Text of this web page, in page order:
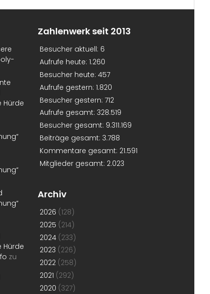
Hürde
Hürde
zu
Zahlenwerk seit 2013
Besucher aktuell: 6
Aufrufe heute: 1.260
Besucher heute: 457
Aufrufe gestern: 1.820
Besucher gestern: 712
Aufrufe gesamt: 328.519
Besucher gesamt: 9.311.169
Beiträge gesamt: 3.788
Kommentare gesamt: 21.591
Mitglieder gesamt: 2.023
Archiv
2026 (128)
2025 (214)
2024 (233)
2023 (226)
2022 (258)
2021 (292)
2020 (327)